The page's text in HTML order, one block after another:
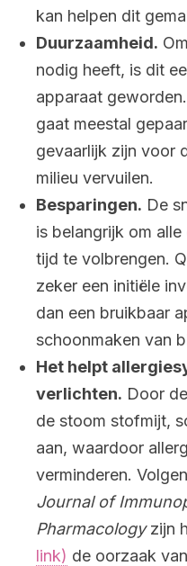
kan helpen dit
Duurzaamheid.
nodig heeft, is dit
apparaat
gaat meestal
gevaarlijk zijn voor
milieu vervuilen.
Besparingen. De
is belangrijk om
tijd te volbrengen.
zeker een initiële
dan een bruikbaar
schoonmaken van
Het helpt
verlichten. Door
de stoom stofmijt,
aan, waardoor
verminderen.
Journal of
Pharmacologyzijn
link) de oorzaak